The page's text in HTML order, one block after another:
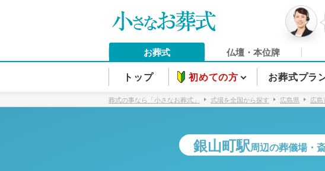
お葬式 仏壇・本位牌
トップ 初めての方 お葬式プラ
葬式の事なら「小さなお葬式」 式場を全国から探す 広島県 広島
銀山町駅周辺の葬儀場・